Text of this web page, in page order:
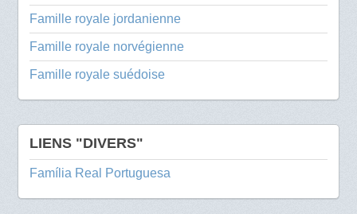
Famille royale jordanienne
Famille royale norvégienne
Famille royale suédoise
LIENS "DIVERS"
Família Real Portuguesa